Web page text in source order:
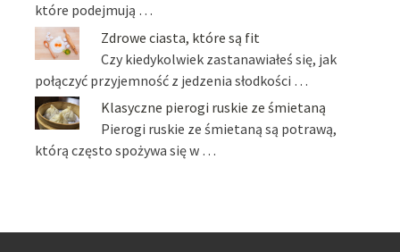
które podejmują …
Zdrowe ciasta, które są fit
Czy kiedykolwiek zastanawiałeś się, jak
połączyć przyjemność z jedzenia słodkości …
Klasyczne pierogi ruskie ze śmietaną
Pierogi ruskie ze śmietaną są potrawą,
którą często spożywa się w …